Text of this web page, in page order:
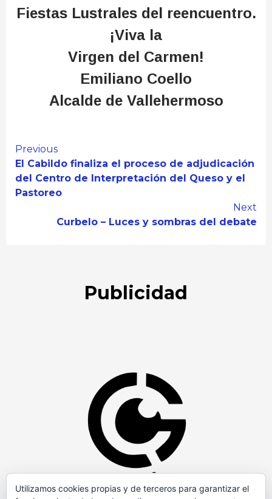
Fiestas Lustrales del reencuentro.
¡Viva la
Virgen del Carmen!
Emiliano Coello
Alcalde de Vallehermoso
Continue
Reading
Previous
El Cabildo finaliza el proceso de adjudicación
del Centro de Interpretación del Queso y el
Pastoreo
Next
Curbelo – Luces y sombras del debate
Publicidad
Utilizamos cookies propias y de terceros para garantizar el